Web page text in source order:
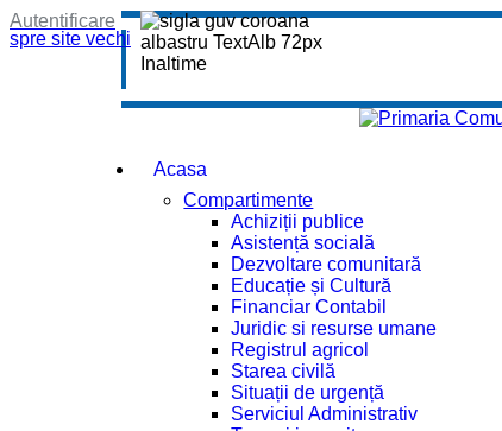
spre site vechi
Autentificare
Acasa
Compartimente
Achiziții publice
Asistență socială
Dezvoltare comunitară
Educație și Cultură
Financiar Contabil
Juridic si resurse umane
Registrul agricol
Starea civilă
Situații de urgență
Serviciul Administrativ